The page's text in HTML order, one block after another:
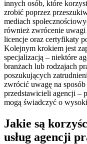
innych osób, które
zrobić poprzez
mediach
również zwrócenie uwagi
licencje oraz certyfikaty
Kolejnym krokiem jest
specjalizacją – niektóre
branżach lub rodzajach
poszukujących
zwrócić uwagę na
przedstawicieli agencji –
mogą świadczyć o
Jakie są
usług agencji